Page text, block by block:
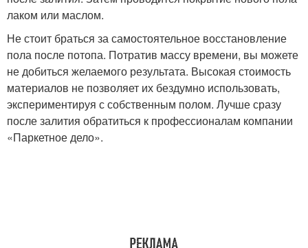
лаком или маслом.
Не стоит браться за самостоятельное восстановление
пола после потопа. Потратив массу времени, вы можете
не добиться желаемого результата. Высокая стоимость
материалов не позволяет их бездумно использовать,
экспериментируя с собственным полом. Лучше сразу
после залития обратиться к профессионалам компании
«Паркетное дело».